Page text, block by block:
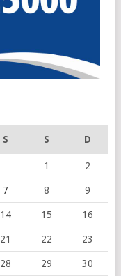
S S D
1 2
7 8 9
14 15 16
21 22 23
28 29 30